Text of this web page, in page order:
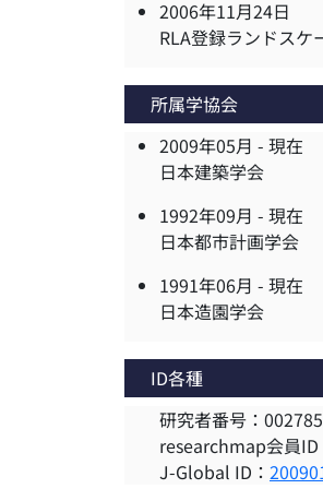
2006年11月24日
RLA登録ランドスケ
所属学協会
2009年05月 - 現在
日本建築学会
1992年09月 - 現在
日本都市計画学会
1991年06月 - 現在
日本造園学会
ID各種
研究者番号：
researchmap会員
J-Global ID：